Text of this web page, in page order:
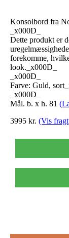
Konsolbord fra
_x000D_
Dette produkt er
forekomme,
look._x000D_
_x000D_
Farve: Guld,
_x000D_
Mål. b. x h. 81
3995 kr. (Vis